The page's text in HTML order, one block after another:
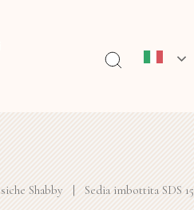
Shabby | Sedia imbottita SDS 15